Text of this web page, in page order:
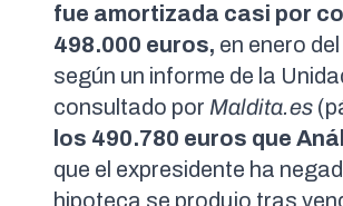
fue amortizada casi por
498.000 euros, en enero
según un informe de la
consultado por Maldita.es
los 490.780 euros que
que el expresidente ha
hipoteca se produjo tras